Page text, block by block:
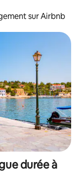
sur Airbnb
durée à